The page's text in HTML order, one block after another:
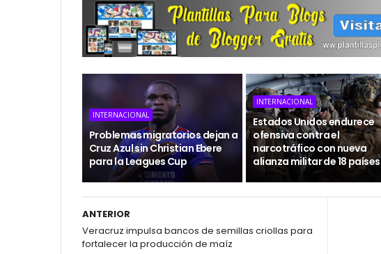
INTERNACIONAL
Problemas migratorios dejan a
Cruz Azul sin Christian Ebere
para la Leagues Cup
INTERNACIONAL
Estados Unidos endurece
ofensiva contra el
narcotráfico con nueva
alianza militar de 18 países
ANTERIOR
Veracruz impulsa bancos de semillas criollas para
fortalecer la producción de maíz